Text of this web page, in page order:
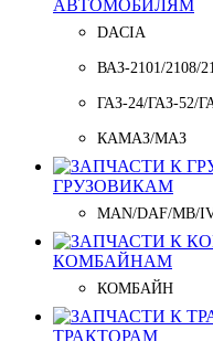
АВТОМОБИЛЯМ
DACIA
ВАЗ-2101/2108/
ГАЗ-24/ГАЗ-52/
КАМАЗ/МАЗ
ГРУЗОВИКАМ
MAN/DAF/MB/
КОМБАЙНАМ
КОМБАЙН
ТРАКТОРАМ